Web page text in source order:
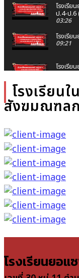
โรงเรี
ป.4-ป.6
03:26
โรงเรีย
09:21
โรงเรี
14:27
โรงเรี
(สามัญ)
05:32
ศึกษา ป
00:57
โรงเรี
ระดับปร
โรงเรียน
สังฆมณฑล
โรงเรียนยอแ